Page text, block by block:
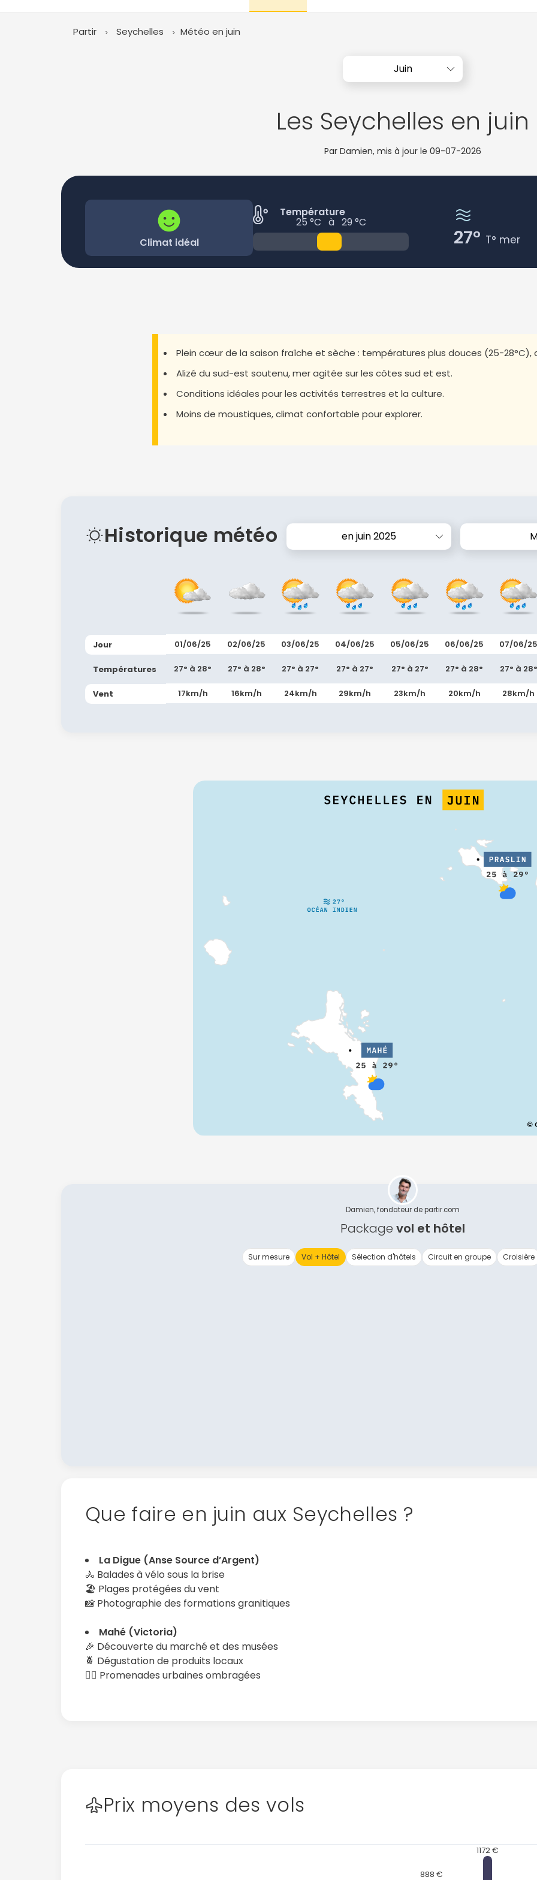
Partir Seychelles Météo en juin
Juin
Les Seychelles en juin
Par Damien, mis à jour le 09-07-2026
Climat idéal
Température
25 °C à 29 °C
27° T° mer
Plein cœur de la saison fraîche et sèche : températures plus douces (25-28°C),
Alizé du sud-est soutenu, mer agitée sur les côtes sud et est.
Conditions idéales pour les activités terrestres et la culture.
Moins de moustiques, climat confortable pour explorer.
Historique météo en juin 2025
Jour
Températures
Vent
01/06/25
27° à 28°
17km/h
02/06/25
27° à 28°
16km/h
03/06/25
27° à 27°
24km/h
04/06/25
27° à 27°
29km/h
05/06/25
27° à 27°
23km/h
06/06/25
27° à 28°
20km/h
07/06/25
27° à 28°
28km/h
Damien, fondateur de partir.com
Package vol et hôtel
Sur mesure Vol + Hôtel Sélection d'hôtels Circuit en groupe Croisière
Que faire en juin aux Seychelles ?
La Digue (Anse Source d’Argent)
🚴 Balades à vélo sous la brise
🏖️ Plages protégées du vent
📸 Photographie des formations granitiques
Mahé (Victoria)
🎉 Découverte du marché et des musées
🍍 Dégustation de produits locaux
🚶‍♀️ Promenades urbaines ombragées
Prix moyens des vols
888 €
1172 €
Continuer avec Apple
ou connectez-vous par mail
Politique de confidentialité.